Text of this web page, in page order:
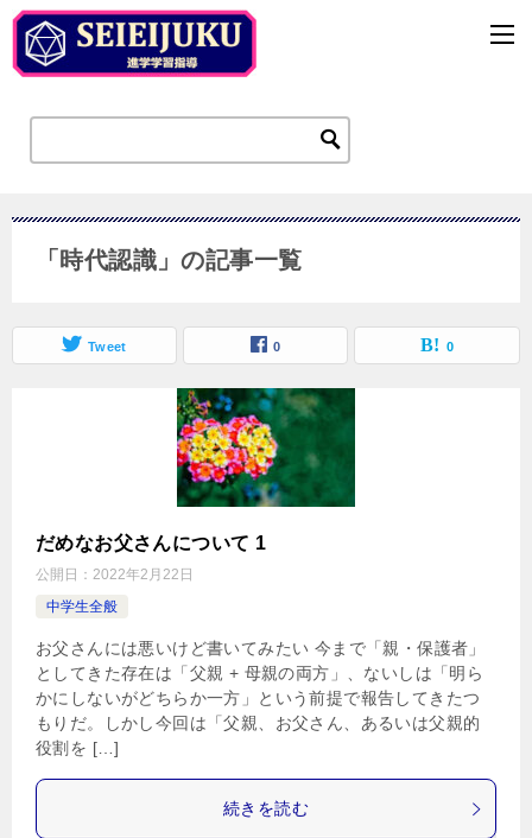
「時代認識」の記事一覧
Tweet 0 0
だめなお父さんについて 1
公開日： 2022年2月22日
中学生全般
お父さんには悪いけど書いてみたい 今まで「親・保護者」
としてきた存在は「父親 + 母親の両方」、ないしは「明ら
かにしないがどちらか一方」という前提で報告してきたつ
もりだ。しかし今回は「父親、お父さん、あるいは父親的
役割を […]
続きを読む